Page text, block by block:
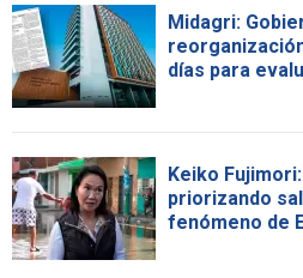
Midagri:
días para
Keiko
priorizando
fenómeno de